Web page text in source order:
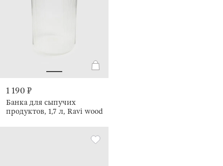
1 190 ₽
Банка для сыпучих
продуктов, 1,7 л, Ravi wood